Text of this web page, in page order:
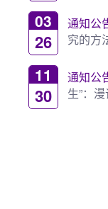
03
26
通知公
究的方
11
30
通知公
生”：